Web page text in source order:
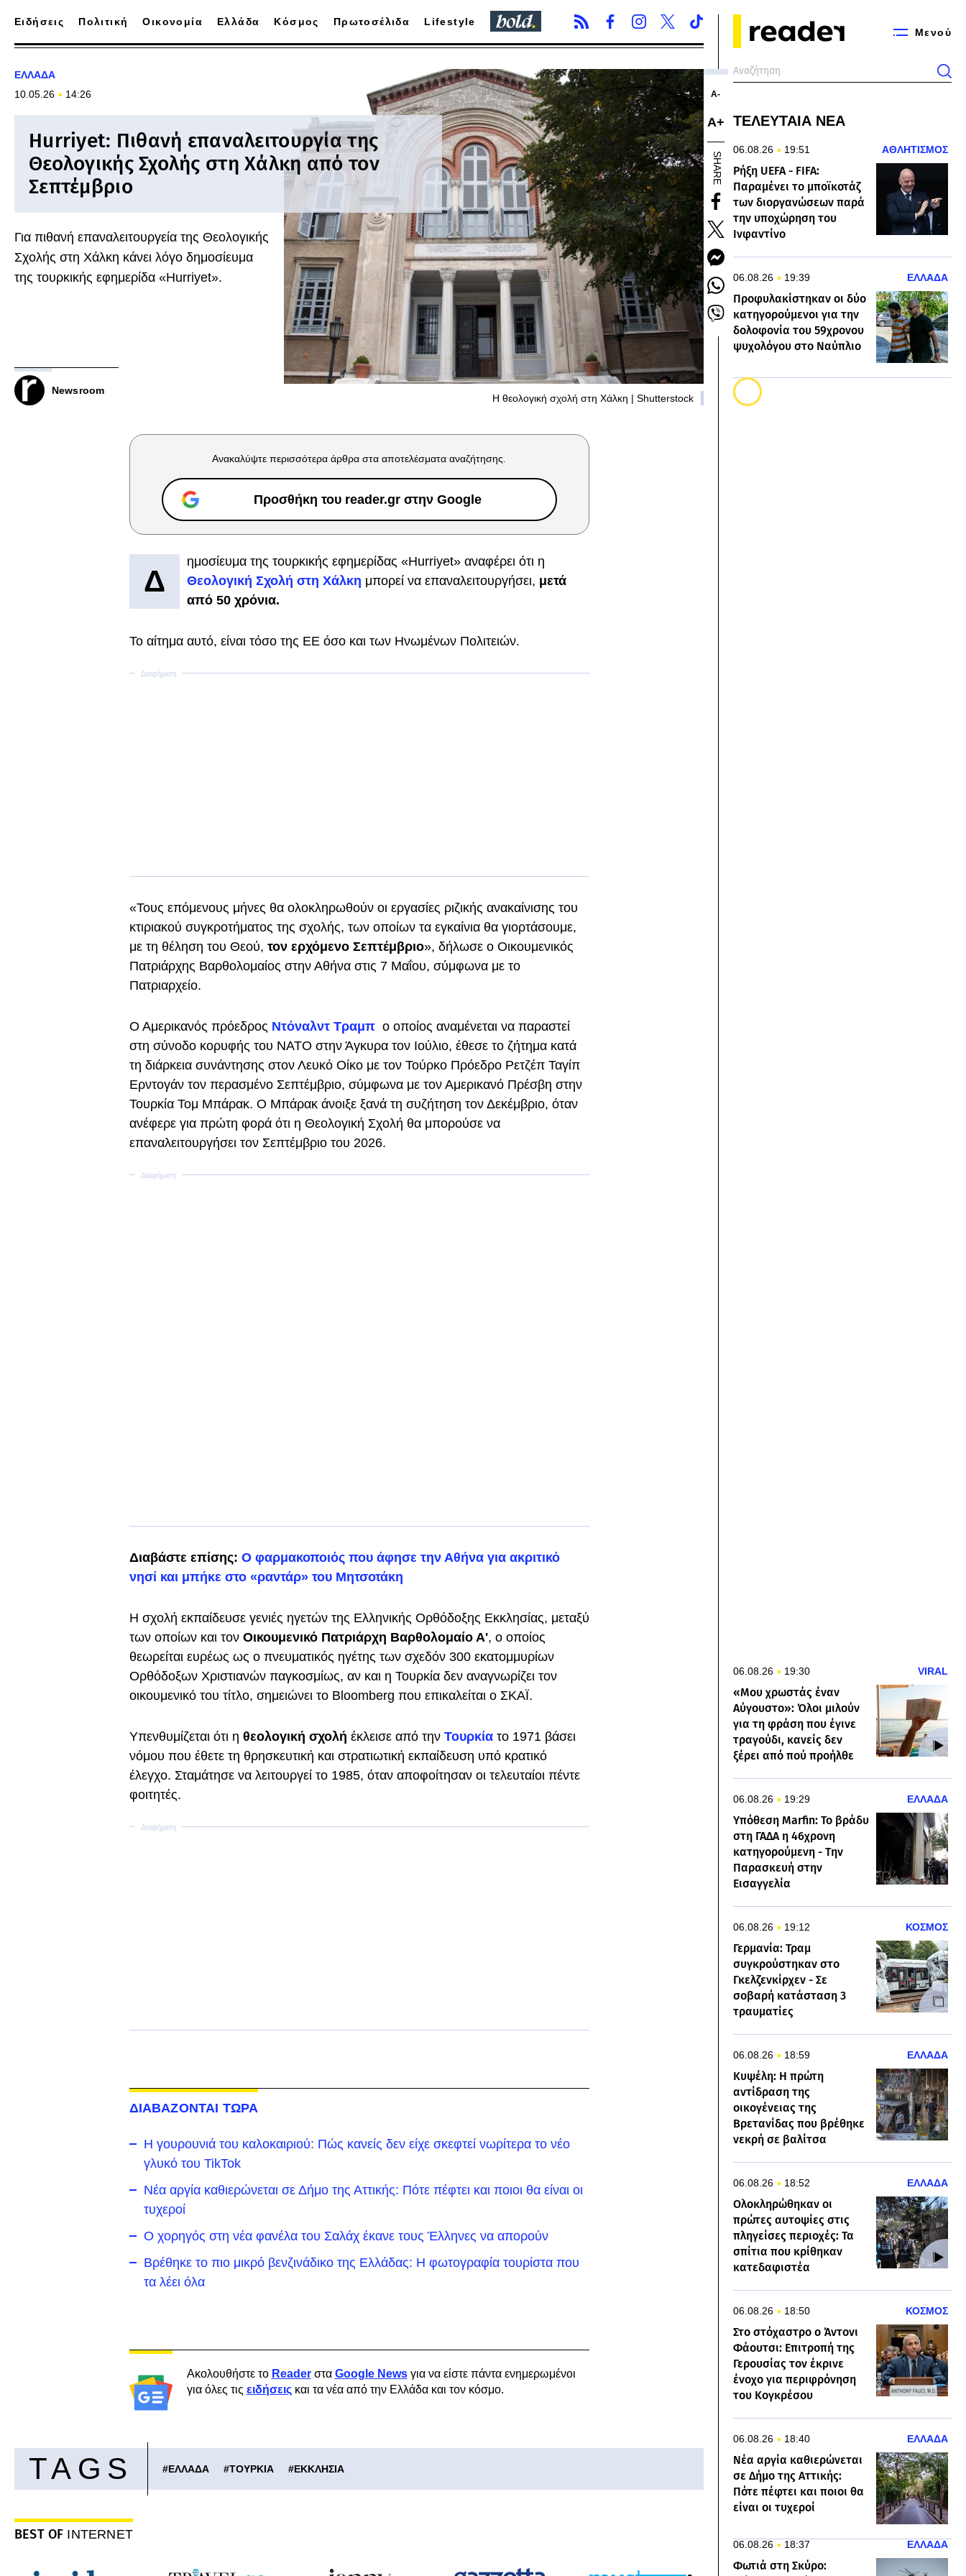
Μενού
Ειδήσεις Πολιτική Οικονομία Ελλάδα Κόσμος Πρωτοσέλιδα Lifestyle
ΕΛΛΑΔΑ
10.05.26
14:26
Hurriyet: Πιθανή επαναλειτουργία της
Θεολογικής Σχολής στη Χάλκη από τον
Σεπτέμβριο
Για πιθανή επαναλειτουργεία της Θεολογικής
Σχολής στη Χάλκη κάνει λόγο δημοσίευμα
της τουρκικής εφημερίδα «Hurriyet».
Newsroom
Η θεολογική σχολή στη Χάλκη | Shutterstock
Α-
Α+
SHARE
Ανακαλύψτε περισσότερα άρθρα στα αποτελέσματα αναζήτησης.
Προσθήκη του reader.gr στην Google
Δ
ημοσίευμα της τουρκικής εφημερίδας «Hurriyet» αναφέρει ότι η
Θεολογική Σχολή στη Χάλκη μπορεί να επαναλειτουργήσει, μετά
από 50 χρόνια.
Το αίτημα αυτό, είναι τόσο της ΕΕ όσο και των Ηνωμένων Πολιτειών.
«Τους επόμενους μήνες θα ολοκληρωθούν οι εργασίες ριζικής ανακαίνισης του
κτιριακού συγκροτήματος της σχολής, των οποίων τα εγκαίνια θα γιορτάσουμε,
με τη θέληση του Θεού, τον ερχόμενο Σεπτέμβριο», δήλωσε ο Oικουμενικός
Πατριάρχης Βαρθολομαίος στην Αθήνα στις 7 Μαΐου, σύμφωνα με το
Πατριαρχείο.
Ο Αμερικανός πρόεδρος Ντόναλντ Τραμπο οποίος αναμένεται να παραστεί
στη σύνοδο κορυφής του ΝΑΤΟ στην Άγκυρα τον Ιούλιο, έθεσε το ζήτημα κατά
τη διάρκεια συνάντησης στον Λευκό Οίκο με τον Τούρκο Πρόεδρο Ρετζέπ Ταγίπ
Ερντογάν τον περασμένο Σεπτέμβριο, σύμφωνα με τον Αμερικανό Πρέσβη στην
Τουρκία Τομ Μπάρακ. Ο Μπάρακ άνοιξε ξανά τη συζήτηση τον Δεκέμβριο, όταν
ανέφερε για πρώτη φορά ότι η Θεολογική Σχολή θα μπορούσε να
επαναλειτουργήσει τον Σεπτέμβριο του 2026.
Διαβάστε επίσης: Ο φαρμακοποιός που άφησε την Αθήνα για ακριτικό
νησί και μπήκε στο «ραντάρ» του Μητσοτάκη
Η σχολή εκπαίδευσε γενιές ηγετών της Ελληνικής Ορθόδοξης Εκκλησίας, μεταξύ
των οποίων και τον Οικουμενικό Πατριάρχη Βαρθολομαίο Α', ο οποίος
θεωρείται ευρέως ως ο πνευματικός ηγέτης των σχεδόν 300 εκατομμυρίων
Ορθόδοξων Χριστιανών παγκοσμίως, αν και η Τουρκία δεν αναγνωρίζει τον
οικουμενικό του τίτλο, σημειώνει το Bloomberg που επικαλείται ο ΣΚΑΪ.
Υπενθυμίζεται ότι η θεολογική σχολή έκλεισε από την Τουρκίατο 1971 βάσει
νόμου που έθετε τη θρησκευτική και στρατιωτική εκπαίδευση υπό κρατικό
έλεγχο. Σταμάτησε να λειτουργεί το 1985, όταν αποφοίτησαν οι τελευταίοι πέντε
φοιτητές.
ΔΙΑΒΑΖΟΝΤΑΙ ΤΩΡΑ
Η γουρουνιά του καλοκαιριού: Πώς κανείς δεν είχε σκεφτεί νωρίτερα το νέο
γλυκό του TikTok
Νέα αργία καθιερώνεται σε Δήμο της Αττικής: Πότε πέφτει και ποιοι θα είναι οι
τυχεροί
Ο χορηγός στη νέα φανέλα του Σαλάχ έκανε τους Έλληνες να απορούν
Βρέθηκε το πιο μικρό βενζινάδικο της Ελλάδας: Η φωτογραφία τουρίστα που
τα λέει όλα
Ακολουθήστε το Readerστα Google Newsγια να είστε πάντα ενημερωμένοι
για όλες τις ειδήσειςκαι τα νέα από την Ελλάδα και τον κόσμο.
TAGS #ΕΛΛΑΔΑ #ΤΟΥΡΚΙΑ #ΕΚΚΛΗΣΙΑ
BEST OF INTERNET
ΤΕΛΕΥΤΑΙΑ ΝΕΑ
06.08.26 19:51 ΑΘΛΗΤΙΣΜΟΣ
Ρήξη UEFA - FIFA:
Παραμένει το μποϊκοτάζ
των διοργανώσεων παρά
την υποχώρηση του
Ινφαντίνο
06.08.26 19:39 ΕΛΛΑΔΑ
Προφυλακίστηκαν οι δύο
κατηγορούμενοι για την
δολοφονία του 59χρονου
ψυχολόγου στο Ναύπλιο
06.08.26 19:30 VIRAL
«Μου χρωστάς έναν
Αύγουστο»: Όλοι μιλούν
για τη φράση που έγινε
τραγούδι, κανείς δεν
ξέρει από πού προήλθε
06.08.26 19:29 ΕΛΛΑΔΑ
Υπόθεση Marfin: Το βράδυ
στη ΓΑΔΑ η 46χρονη
κατηγορούμενη - Την
Παρασκευή στην
Εισαγγελία
06.08.26 19:12 ΚΟΣΜΟΣ
Γερμανία: Τραμ
συγκρούστηκαν στο
Γκελζενκίρχεν - Σε
σοβαρή κατάσταση 3
τραυματίες
06.08.26 18:59 ΕΛΛΑΔΑ
Κυψέλη: Η πρώτη
αντίδραση της
οικογένειας της
Βρετανίδας που βρέθηκε
νεκρή σε βαλίτσα
06.08.26 18:52 ΕΛΛΑΔΑ
Ολοκληρώθηκαν οι
πρώτες αυτοψίες στις
πληγείσες περιοχές: Τα
σπίτια που κρίθηκαν
κατεδαφιστέα
06.08.26 18:50 ΚΟΣΜΟΣ
Στο στόχαστρο ο Άντονι
Φάουτσι: Επιτροπή της
Γερουσίας τον έκρινε
ένοχο για περιφρόνηση
του Κογκρέσου
06.08.26 18:40 ΕΛΛΑΔΑ
Νέα αργία καθιερώνεται
σε Δήμο της Αττικής:
Πότε πέφτει και ποιοι θα
είναι οι τυχεροί
06.08.26 18:37 ΕΛΛΑΔΑ
Φωτιά στη Σκύρο: